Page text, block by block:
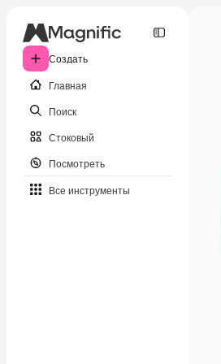
Создать
Главная
Поиск
Стоковый
Посмотреть
Все инструменты